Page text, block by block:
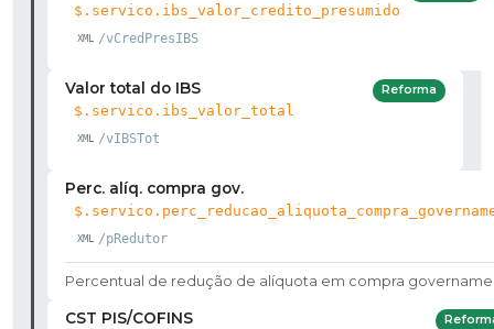
$.servico.ibs_valor_credito_presumido
/vCredPresIBS
Valor total do IBS
$.servico.ibs_valor_total
/vIBSTot
Reforma
Perc. alíq. compra gov.
/pRedutor
Percentual de redução de alíquota em compra
CST PIS/COFINS